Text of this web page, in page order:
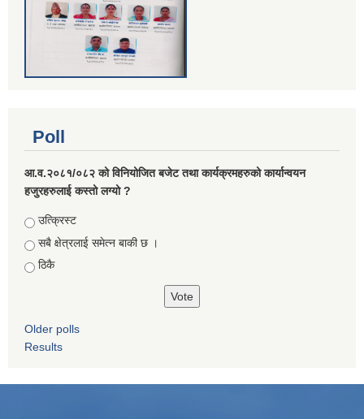
Poll
आ.व.२०८१/०८२ को विनियोजित बजेट तथा कार्यक्रमहरुको कार्यान्वयन
हजुरहरुलाई कस्तो लग्यो ?
Choices
उत्क्रिस्ट
सबै क्षेत्रलाई समेत्न बाकी छ ।
ठिकै
Older polls
Results